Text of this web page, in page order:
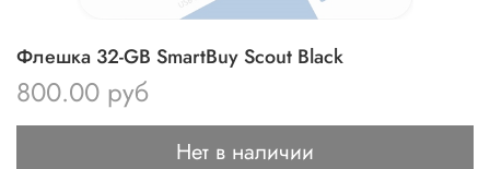
Флешка 32-GB SmartBuy Scout Black
800.00 руб
Нет в наличии